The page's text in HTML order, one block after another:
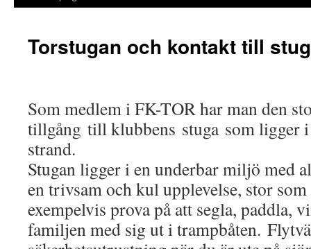
Torstugan och kontakt till
Som medlem i FK-TOR har man den
tillgång till klubbens stuga som ligger
strand.
Stugan ligger i en underbar miljö med
en trivsam och kul upplevelse, stor
exempelvis prova på att segla, paddla,
familjen med sig ut i trampbåten.